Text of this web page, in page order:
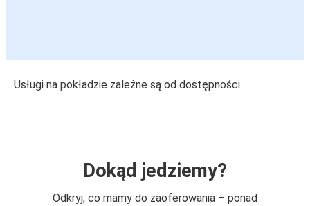
Usługi na pokładzie zależne są od dostępności
Dokąd jedziemy?
Odkryj, co mamy do zaoferowania – ponad